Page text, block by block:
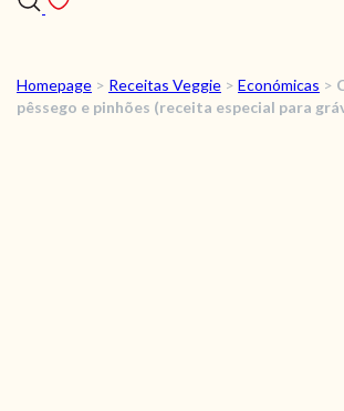
RECEITAS
Homepage > Receitas Veggie > Económicas >
pêssego e pinhões (receita especial para